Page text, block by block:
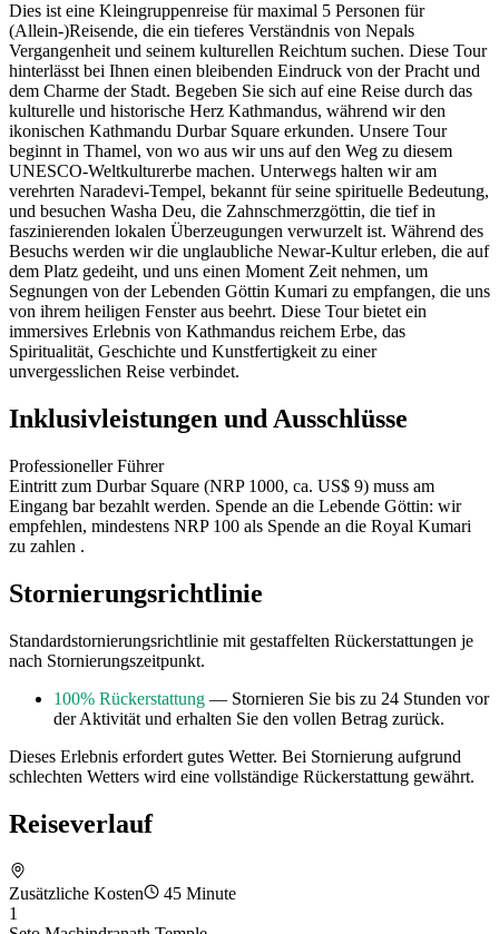
Dies ist eine Kleingruppenreise für maximal 5 Personen für
(Allein-)Reisende, die ein tieferes Verständnis von Nepals
Vergangenheit und seinem kulturellen Reichtum suchen. Diese Tour
hinterlässt bei Ihnen einen bleibenden Eindruck von der Pracht und
dem Charme der Stadt. Begeben Sie sich auf eine Reise durch das
kulturelle und historische Herz Kathmandus, während wir den
ikonischen Kathmandu Durbar Square erkunden. Unsere Tour
beginnt in Thamel, von wo aus wir uns auf den Weg zu diesem
UNESCO-Weltkulturerbe machen. Unterwegs halten wir am
verehrten Naradevi-Tempel, bekannt für seine spirituelle Bedeutung,
und besuchen Washa Deu, die Zahnschmerzgöttin, die tief in
faszinierenden lokalen Überzeugungen verwurzelt ist. Während des
Besuchs werden wir die unglaubliche Newar-Kultur erleben, die auf
dem Platz gedeiht, und uns einen Moment Zeit nehmen, um
Segnungen von der Lebenden Göttin Kumari zu empfangen, die uns
von ihrem heiligen Fenster aus beehrt. Diese Tour bietet ein
immersives Erlebnis von Kathmandus reichem Erbe, das
Spiritualität, Geschichte und Kunstfertigkeit zu einer
unvergesslichen Reise verbindet.
Inklusivleistungen und Ausschlüsse
Professioneller Führer
Eintritt zum Durbar Square (NRP 1000, ca. US$ 9) muss am
Eingang bar bezahlt werden. Spende an die Lebende Göttin: wir
empfehlen, mindestens NRP 100 als Spende an die Royal Kumari
zu zahlen .
Stornierungsrichtlinie
Standardstornierungsrichtlinie mit gestaffelten Rückerstattungen je
nach Stornierungszeitpunkt.
100% Rückerstattung — Stornieren Sie bis zu 24 Stunden vor
der Aktivität und erhalten Sie den vollen Betrag zurück.
Dieses Erlebnis erfordert gutes Wetter. Bei Stornierung aufgrund
schlechten Wetters wird eine vollständige Rückerstattung gewährt.
Reiseverlauf
Zusätzliche Kosten
45 Minute
1